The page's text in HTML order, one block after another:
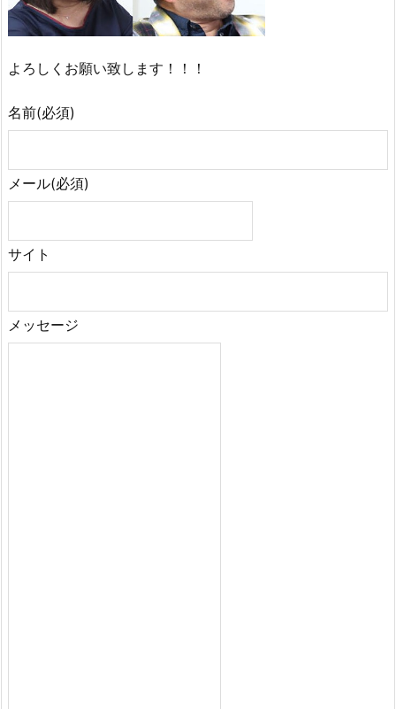
よろしくお願い致します！！！
名前(必須)
メール(必須)
サイト
メッセージ